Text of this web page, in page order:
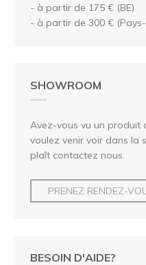
- à partir de 175 € (BE)
- à partir de 300 €
SHOWROOM
Avez-vous vu un produit
voulez venir voir dans la
plaît contactez nous.
PRENEZ RENDEZ-
BESOIN D'AIDE?